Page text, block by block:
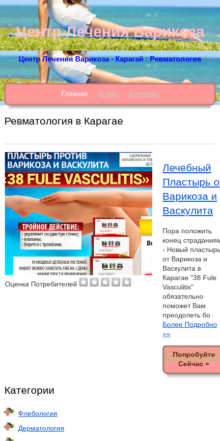
Центр Лечения Варикоза
Центр Лечения Варикоза - Карагай : Ревматология
Главная О Нас Контакты
Ревматология в Карагае
Оценка Потребителей
Лечебный
Пластырь
Варикоза и
Васкулита
Пора положить
конец
- Новый пластырь
от Варикоза и
Васкулита в
Карагае "38 Fule
Vasculitis"
обязательно
поможет Вам
преодолеть бо
Более Подробно
»»
Попробуйте
Сейчас »
Категории
Флебология
Дерматология